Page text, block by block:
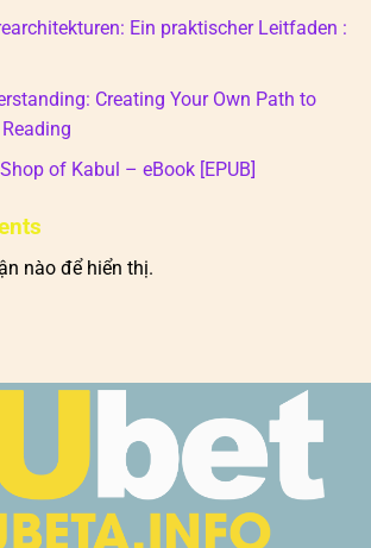
Ein praktischer Leitfaden :
Creating Your Own Path to
of Kabul – eBook [EPUB]
nào để hiển thị.